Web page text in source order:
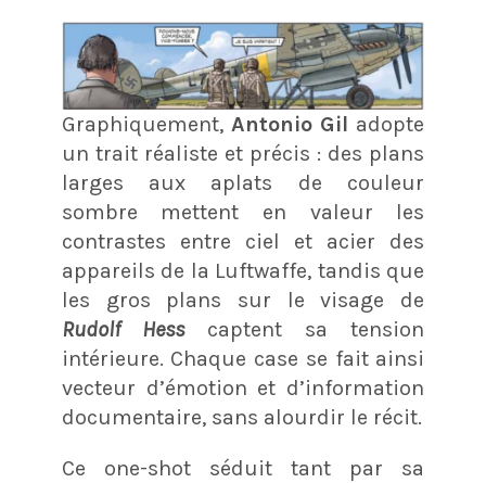
Graphiquement, Antonio Gil adopte
un trait réaliste et précis : des plans
larges aux aplats de couleur
sombre mettent en valeur les
contrastes entre ciel et acier des
appareils de la Luftwaffe, tandis que
les gros plans sur le visage de
Rudolf Hesscaptent sa tension
intérieure. Chaque case se fait ainsi
vecteur d’émotion et d’information
documentaire, sans alourdir le récit.
Ce one-shot séduit tant par sa